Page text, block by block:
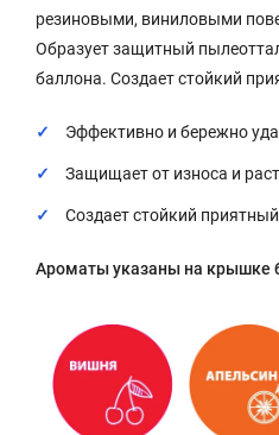
резиновыми, виниловыми
Образует защитный
баллона. Создает стойкий
Эффективно и бережно
Защищает от износа и
Создает стойкий
Ароматы указаны на крышке